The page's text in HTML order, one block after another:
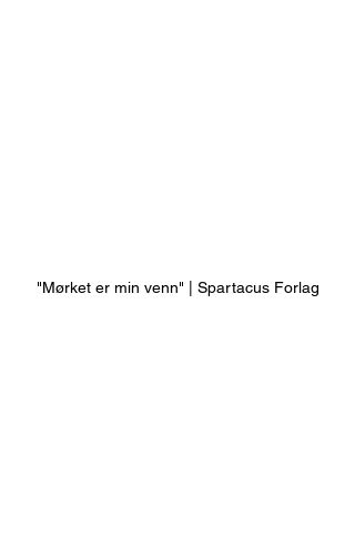
"Mørket er min venn" | Spartacus Forlag